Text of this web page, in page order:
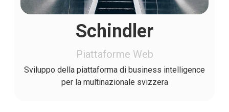
Schindler
Piattaforme Web
Sviluppo della piattaforma di business intelligence
per la multinazionale svizzera